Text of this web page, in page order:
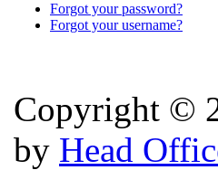
Forgot your password?
Forgot your username?
Copyright ©
by Head